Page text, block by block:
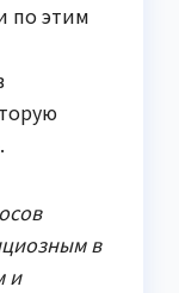
по этим
в
и